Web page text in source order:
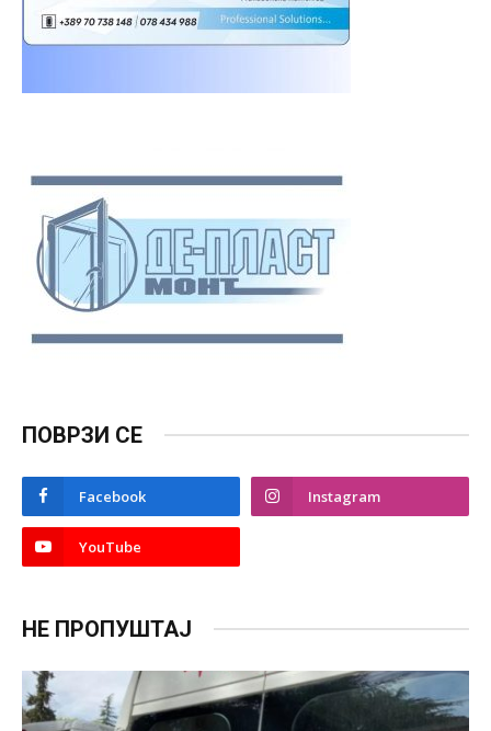
ПОВРЗИ СЕ
Facebook Instagram
YouTube
НЕ ПРОПУШТАЈ